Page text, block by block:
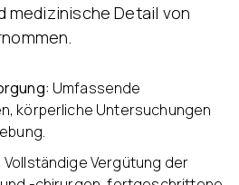
medizinische Detail von
Umfassende
körperliche Untersuchungen
Vollständige Vergütung der